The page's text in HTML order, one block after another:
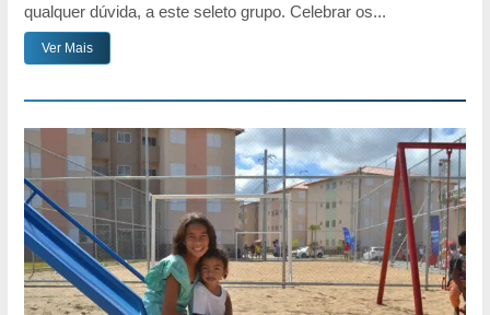
qualquer dúvida, a este seleto grupo. Celebrar os...
Ver Mais